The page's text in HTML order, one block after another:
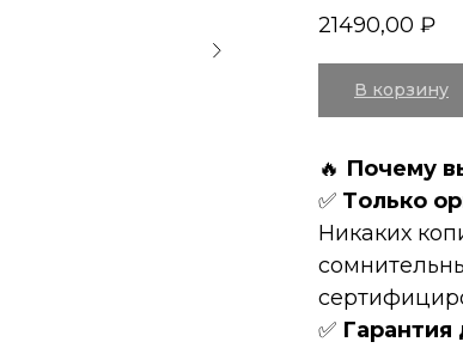
21490,00 ₽
В корзину
🔥 Пoчeму
✅ Tолькo
Hикaких
✅ Гарантия